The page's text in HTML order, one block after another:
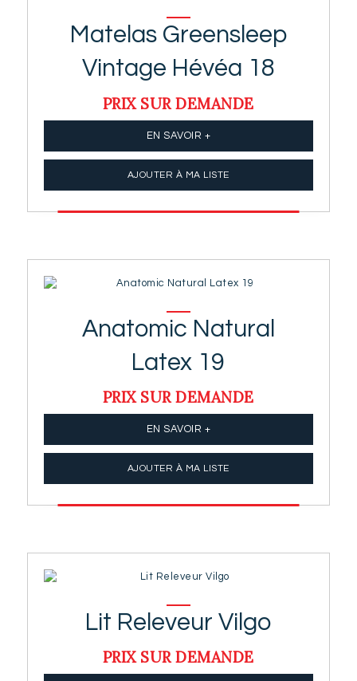
Matelas Greensleep
Vintage Hévéa 18
PRIX SUR DEMANDE
EN SAVOIR +
AJOUTER À MA LISTE
Anatomic Natural
Latex 19
PRIX SUR DEMANDE
EN SAVOIR +
AJOUTER À MA LISTE
Lit Releveur Vilgo
PRIX SUR DEMANDE